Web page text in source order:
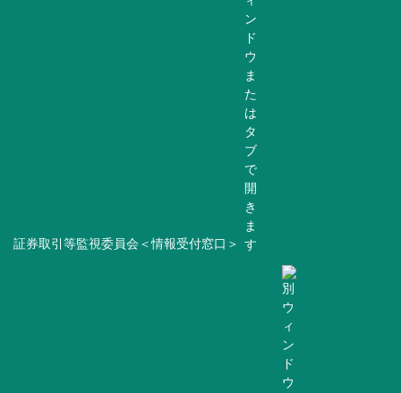
証券取引等監視委員会＜情報受付窓口＞